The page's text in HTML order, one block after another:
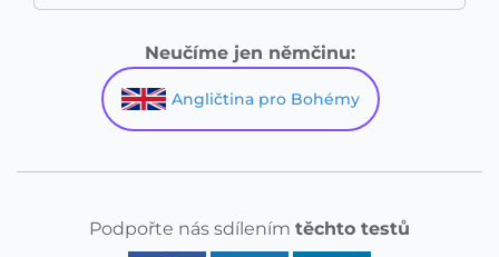
Neučíme jen němčinu:
Angličtina pro Bohémy
Podpořte nás sdílením těchto testů